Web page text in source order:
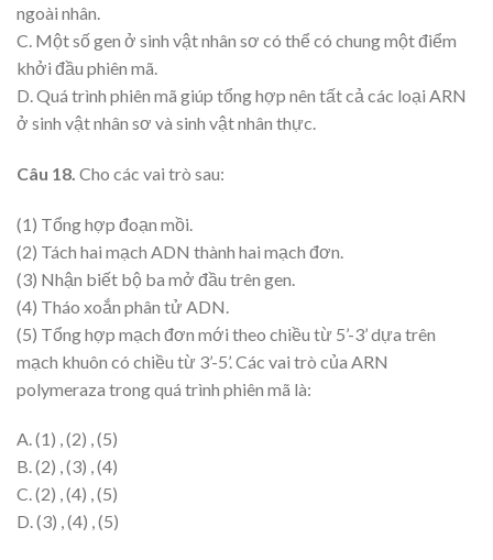
ngoài nhân.
C. Một số gen ở sinh vật nhân sơ có thể có chung một điểm
khởi đầu phiên mã.
D. Quá trình phiên mã giúp tổng hợp nên tất cả các loại ARN
ở sinh vật nhân sơ và sinh vật nhân thực.
Câu 18. Cho các vai trò sau:
(1) Tổng hợp đoạn mồi.
(2) Tách hai mạch ADN thành hai mạch đơn.
(3) Nhận biết bộ ba mở đầu trên gen.
(4) Tháo xoắn phân tử ADN.
(5) Tổng hợp mạch đơn mới theo chiều từ 5’-3’ dựa trên
mạch khuôn có chiều từ 3’-5’. Các vai trò của ARN
polymeraza trong quá trình phiên mã là:
A. (1) , (2) , (5)
B. (2) , (3) , (4)
C. (2) , (4) , (5)
D. (3) , (4) , (5)